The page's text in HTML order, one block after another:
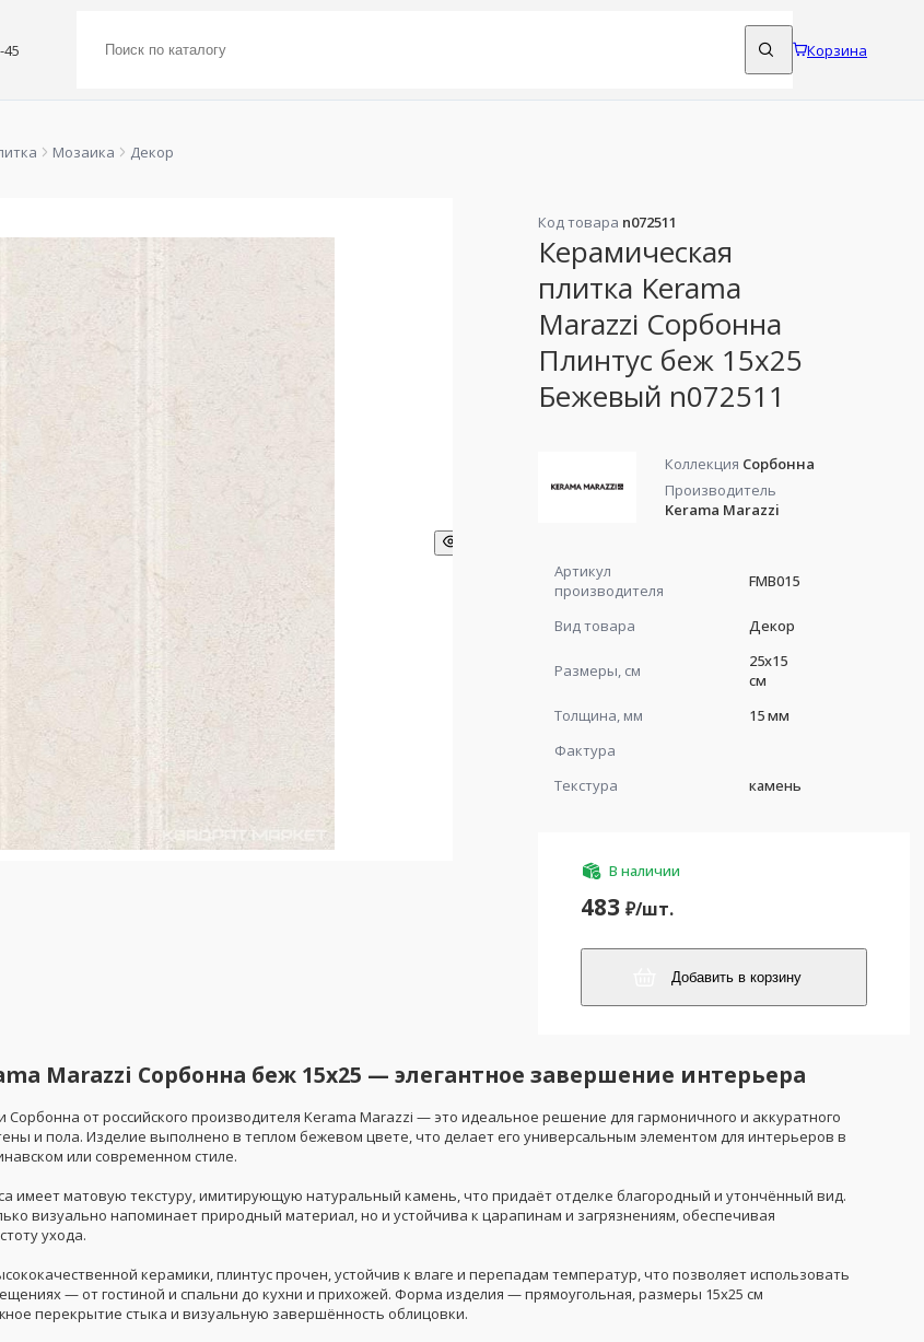
45 Корзина
Мозаика Декор
Код товара n072511
Керамическая
плитка Kerama
Marazzi Сорбонна
Плинтус беж 15x25
Бежевый n072511
Коллекция Сорбонна
Производитель
Kerama Marazzi
Артикул
производителя
FMB015
Вид товара Декор
Размеры, см
25x15
см
Толщина, мм
15 мм
Фактура
Текстура
камень
В наличии
483 ₽/шт.
Добавить в корзину
Marazzi Сорбонна беж 15x25 — элегантное завершение интерьера
Сорбонна от российского производителя Kerama Marazzi — это идеальное решение для гармоничного и аккуратного
и пола. Изделие выполнено в теплом бежевом цвете, что делает его универсальным элементом для интерьеров в
или современном стиле.
имеет матовую текстуру, имитирующую натуральный камень, что придаёт отделке благородный и утончённый вид.
визуально напоминает природный материал, но и устойчива к царапинам и загрязнениям, обеспечивая
ухода.
керамики, плинтус прочен, устойчив к влаге и перепадам температур, что позволяет использовать
— от гостиной и спальни до кухни и прихожей. Форма изделия — прямоугольная, размеры 15x25 см
перекрытие стыка и визуальную завершённость облицовки.